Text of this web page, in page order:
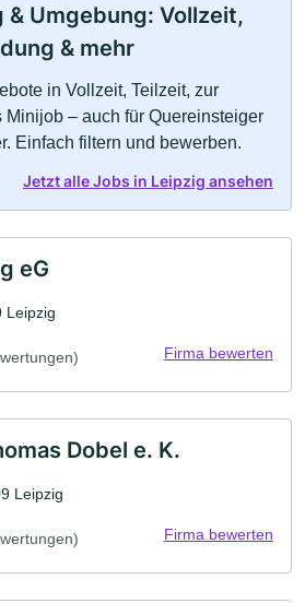
& Umgebung: Vollzeit,
& mehr
in Vollzeit, Teilzeit, zur
– auch für Quereinsteiger
Einfach filtern und bewerben.
Jetzt alle Jobs in Leipzig ansehen
eG
Leipzig
Firma bewerten
Dobel e. K.
Leipzig
Firma bewerten